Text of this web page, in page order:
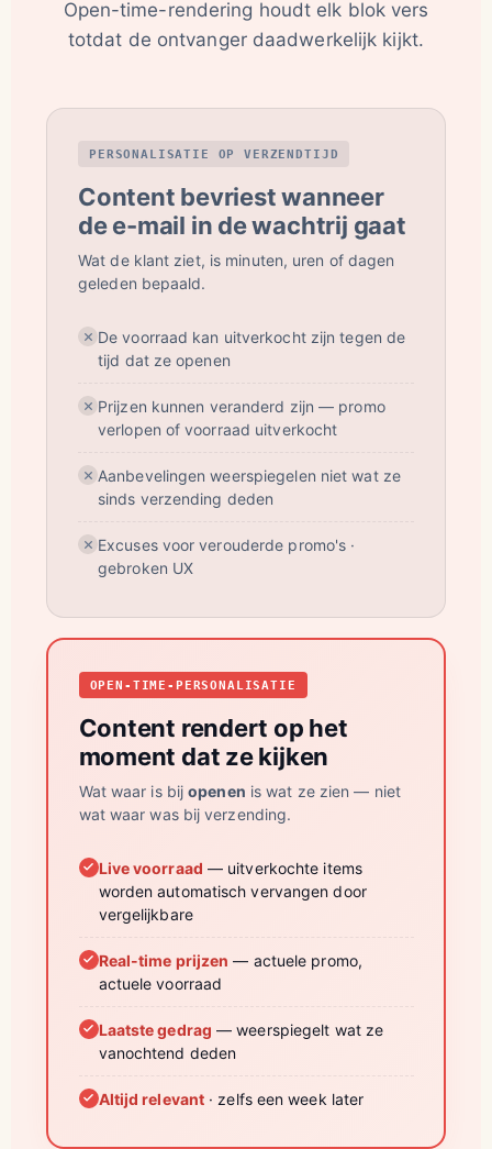
Open-time-rendering houdt elk blok vers
totdat de ontvanger daadwerkelijk kijkt.
PERSONALISATIE OP VERZENDTIJD
Content bevriest wanneer
de e-mail in de wachtrij gaat
Wat de klant ziet, is minuten, uren of dagen
geleden bepaald.
De voorraad kan uitverkocht zijn tegen de
tijd dat ze openen
Prijzen kunnen veranderd zijn — promo
verlopen of voorraad uitverkocht
Aanbevelingen weerspiegelen niet wat ze
sinds verzending deden
Excuses voor verouderde promo's ·
gebroken UX
OPEN-TIME-PERSONALISATIE
Content rendert op het
moment dat ze kijken
Wat waar is bijopenen is wat ze zien — niet
wat waar was bij verzending.
Live voorraad — uitverkochte items
worden automatisch vervangen door
vergelijkbare
Real-time prijzen — actuele promo,
actuele voorraad
Laatste gedrag — weerspiegelt wat ze
vanochtend deden
Altijd relevant · zelfs een week later